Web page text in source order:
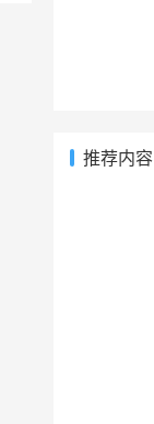
推荐内容